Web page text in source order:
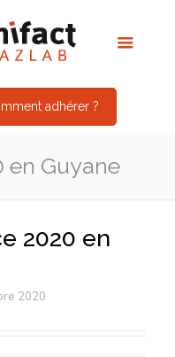
adhérer ?
en Guyane
2020 en
2020